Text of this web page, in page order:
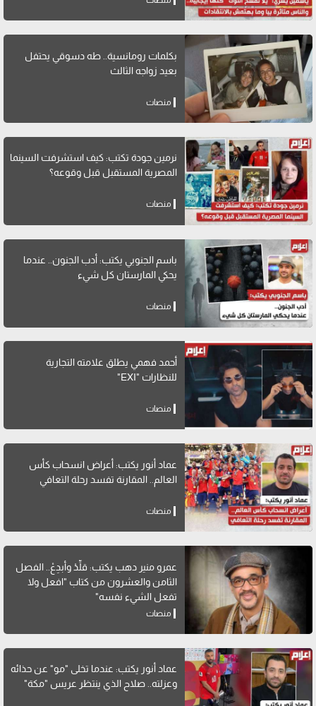
بكلمات رومانسية.. طه دسوقي يحتفل
بعيد زواجه الثالث
منصات
نرمين جودة تكتب: كيف استشرفت السينما
المصرية المستقبل قبل وقوعه؟
منصات
باسم الجنوبي يكتب: أدب الجنون.. عندما
يحكي المارستان كل شيء
منصات
أحمد فهمي يطلق علامته التجارية
للنظارات "EXI"
منصات
عماد أنور يكتب: أعراض انسحاب كأس
العالم.. المقارنة تفسد رحلة التعافي
منصات
عمرو منير دهب يكتب: قلِّدْ وأبدِعْ.. الفصل
الثامن والعشرون من كتاب "افعل ولا
تفعل الشيء نفسه"
منصات
عماد أنور يكتب: عندما تخلى "مو" عن حذائه
وعزلته.. صلاح الذي ينتظر عريس "مكة"